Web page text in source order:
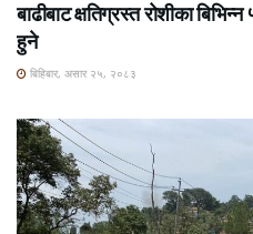
बाढीबाट क्षतिग्रस्त रोशीका
हुने
बिहिबार, असार २५, २०८३